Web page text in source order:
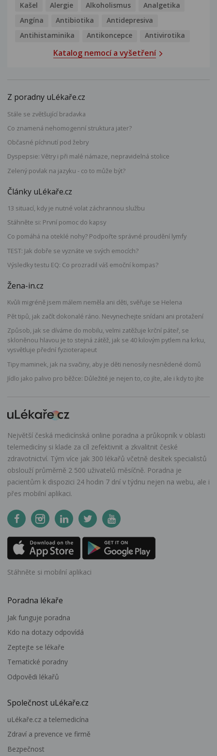
Kašel Alergie Alkoholismus
Analgetika
Angína
Antibiotika
Antidepresiva
Antihistaminika
Antikoncepce Antivirotika
Katalog nemocí a vyšetření
Z poradny uLékaře.cz
Stále se zvětšující bradavka
Co znamená nehomogenní struktura jater?
Občasné píchnutí pod žebry
Dyspepsie: Větry i při malé námaze, nepravidelná stolice
Zelený povlak na jazyku - co to může být?
Články uLékaře.cz
13 situací, kdy je nutné volat záchrannou službu
Stáhněte si: První pomoc do kapsy
Co pomáhá na oteklé nohy? Podpořte správné proudění lymfy
TEST: Jak dobře se vyznáte ve svých emocích?
Výsledky testu EQ: Co prozradil váš emoční kompas?
Žena-in.cz
Kvůli migréně jsem málem neměla ani děti, svěřuje se Helena
Pět tipů, jak začít dokonalé ráno. Nevynechejte snídani ani protažení
Způsob, jak se díváme do mobilu, velmi zatěžuje krční páteř, se
skloněnou hlavou je to stejná zátěž, jak se 40 kilovým pytlem na krku,
vysvětluje přední fyzioterapeut
Tipy maminek, jak na svačiny, aby je děti nenosily nesnědené domů
Jídlo jako palivo pro běžce: Důležité je nejen to, co jíte, ale i kdy to jíte
Největší česká medicínská online poradna a průkopník v oblasti
telemedicíny si klade za cíl zefektivnit a zkvalitnit české
zdravotnictví. Tým více jak 300 lékařů včetně desítek specialistů
obslouží průměrně 2 500 uživatelů měsíčně. Poradna je
pacientům k dispozici 24 hodin 7 dní v týdnu nejen na webu, ale i
přes mobilní aplikaci.
Stáhněte si mobilní aplikaci
Poradna lékaře
Jak funguje poradna
Kdo na dotazy odpovídá
Zeptejte se lékaře
Tematické poradny
Odpovědi lékařů
Společnost uLékaře.cz
uLékaře.cz a telemedicína
Zdraví a prevence ve firmě
Bezpečnost